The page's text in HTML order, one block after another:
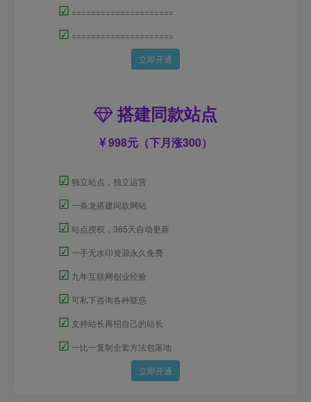
☑ =====================
☑ =====================
立即开通
搭建同款站点
998元（下月涨300）
☑ 独立站点，独立运营
☑ 一条龙搭建同款网站
☑ 站点授权，365天自动更新
☑ 一手无水印资源永久免费
☑ 九年互联网创业经验
☑ 可私下咨询各种疑惑
☑ 支持站长再招自己的站长
☑ 一比一复制全套方法包落地
立即开通